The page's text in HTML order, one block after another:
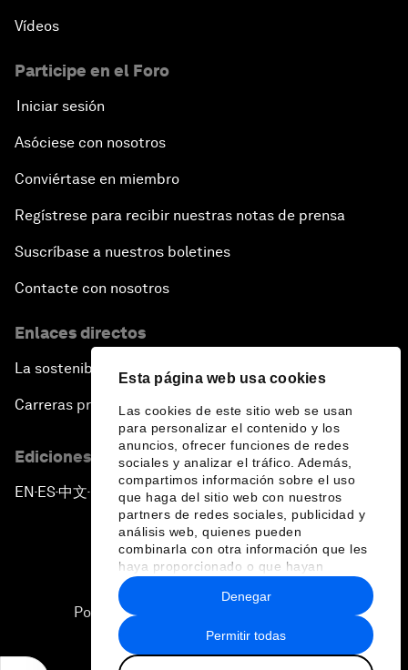
Esta página web usa cookies
Las cookies de este sitio web se usan
para personalizar el contenido y los
anuncios, ofrecer funciones de redes
sociales y analizar el tráfico. Además,
compartimos información sobre el uso
que haga del sitio web con nuestros
partners de redes sociales, publicidad y
análisis web, quienes pueden
combinarla con otra información que les
haya proporcionado o que hayan
recopilado a partir del uso que haya
hecho de sus servicios.
Permitir todas
Denegar
Vídeos
Participe en el Foro
Iniciar sesión
Asóciese con nosotros
Conviértase en miembro
Regístrese para recibir nuestras notas de prensa
Suscríbase a nuestros boletines
Contacte con nosotros
Enlaces directos
La sostenibilidad en el Foro
Carreras profesionales
Ediciones en otros idiomas
EN ▪ES▪中文▪ 日本語
Política de privacidad y normas de uso
Sitemap